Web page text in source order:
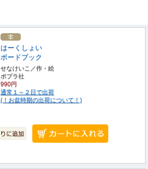
はーくしょい
ボードブック
せなけいこ／作・絵
ポプラ社
990円
通常１～２日で出荷
(！お盆時期の出荷について！)